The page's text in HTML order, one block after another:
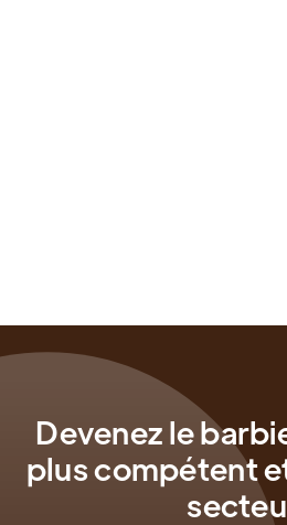
Devenez le
plus compétent